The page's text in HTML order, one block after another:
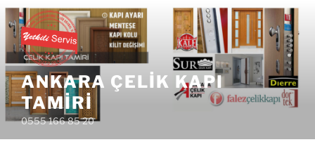
İçeriğe
geç
ANKARA ÇELIK KAPI
TAMIRI
0555 166 85 20